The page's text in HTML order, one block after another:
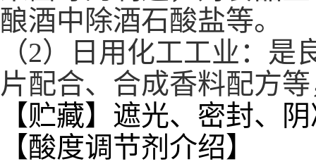
酿酒中除酒石酸盐等。
（2）日用化工工业：
片配合、合成香料配方
【贮藏】遮光、密封、
【酸度调节剂介绍】